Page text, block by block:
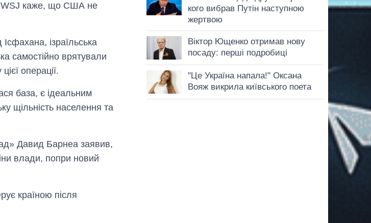
WSJ каже, що США не
ізраїльська
самостійно врятували
операції.
база, є ідеальним
щільність населення та
Давид Барнеа заявив,
влади, попри новий
країною після